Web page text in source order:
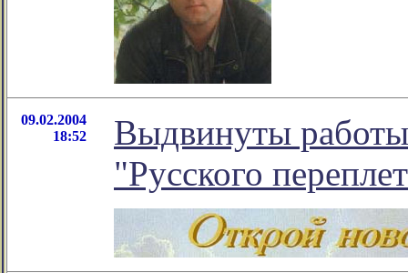
09.02.2004
18:52
Выдвинуты
"Русского